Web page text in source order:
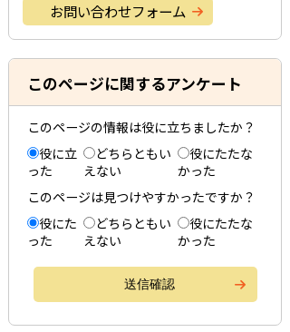
お問い合わせフォーム
このページに関するアンケート
このページの情報は役に立ちましたか？
役に立
った
どちらともい
えない
役にたたな
かった
このページは見つけやすかったですか？
役にた
った
どちらともい
えない
役にたたな
かった